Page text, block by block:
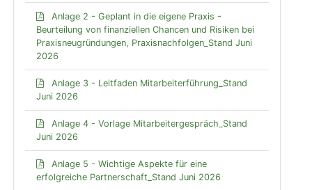
Anlage 2 - Geplant in die eigene Praxis -
Beurteilung von finanziellen Chancen und Risiken bei
Praxisneugründungen, Praxisnachfolgen_Stand Juni
2026
Anlage 3 - Leitfaden Mitarbeiterführung_Stand
Juni 2026
Anlage 4 - Vorlage Mitarbeitergespräch_Stand
Juni 2026
Anlage 5 - Wichtige Aspekte für eine
erfolgreiche Partnerschaft_Stand Juni 2026